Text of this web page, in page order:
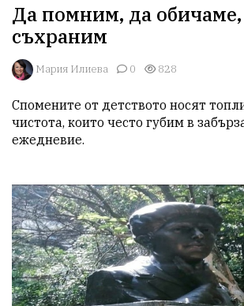
Да помним, да
съхраним
Мария Илиева 0 828
Спомените от детството носят
чистота, които често губим в
ежедневие.